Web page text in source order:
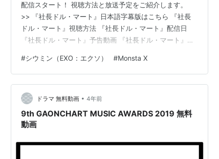
配信スタート！ 視聴方法と放送予定をご紹介します。
>> 『社長ドル・マート』日本語字幕版はこちら 『社長
ドル・マート』視聴方法 『社長ドル・マート』配信日
『社長ドル・マート』予告動画 『社長ドル・マート』第1
マート』キャスト 『社長ドル・マート』OST Huluとは
まとめ 『社長ドル・マート』視聴方法 『社長ドル・マー
ト』は、Huluだけの独占配信です。 その他の動画配信サ
ービスでの配信予定はありません。（Amazonプライム、
Netflix、U-NEXT、ディズニープラスなど）…
#シウミン（EXO：エクソ） #Monsta X
ドラマ 無料動画 • 4年前
9th GAONCHART MUSIC AWARDS 2019 無料
動画